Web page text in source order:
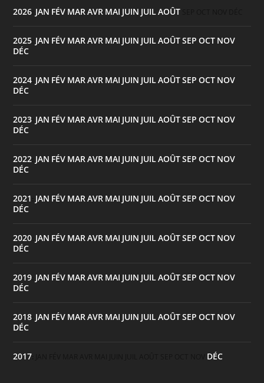
2026 JAN FÉV MARAVR MAI JUIN JUILAOÛT
2025 JAN FÉV MARAVR MAI JUIN JUILAOÛTSEP OCT NOV
DÉC
2024 JAN FÉV MARAVR MAI JUIN JUILAOÛTSEP OCT NOV
DÉC
2023 JAN FÉV MARAVR MAI JUIN JUILAOÛTSEP OCT NOV
DÉC
2022 JAN FÉV MARAVR MAI JUIN JUILAOÛTSEP OCT NOV
DÉC
2021 JAN FÉV MARAVR MAI JUIN JUILAOÛTSEP OCT NOV
DÉC
2020 JAN FÉV MARAVR MAI JUIN JUILAOÛTSEP OCT NOV
DÉC
2019 JAN FÉV MARAVR MAI JUIN JUILAOÛTSEP OCT NOV
DÉC
2018 JAN FÉV MARAVR MAI JUIN JUILAOÛTSEP OCT NOV
DÉC
2017 DÉC